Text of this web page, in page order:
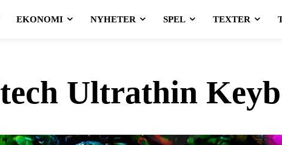
EKONOMI NYHETER SPEL TEXTER
Ultrathin